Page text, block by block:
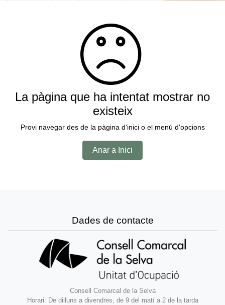
La pàgina que ha intentat mostrar no
existeix
Provi navegar des de la pàgina d'inici o el menú d'opcions
Anar a Inici
Dades de contacte
Consell Comarcal de la Selva
Horari: De dilluns a divendres, de 9 del matí a 2 de la tarda